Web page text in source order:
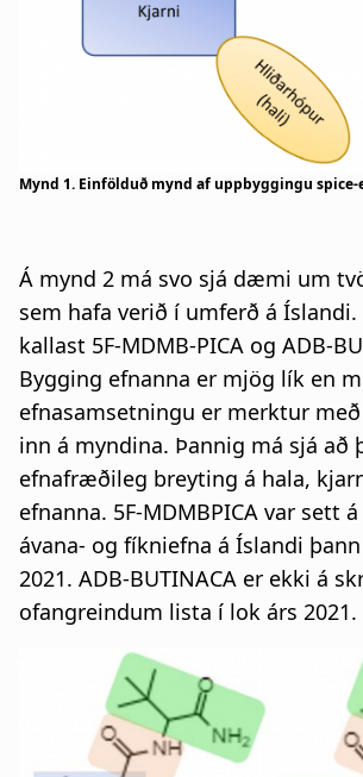
Mynd 1. Einfölduð mynd af uppbyggingu spice-
​Á mynd 2 má svo sjá dæmi um
sem hafa verið í umferð á Íslandi.
kallast 5F-MDMB-PICA og ADB-
Bygging efnanna er mjög lík en
efnasamsetningu er merktur
inn á myndina. Þannig má sjá að
efnafræðileg breyting á hala,
efnanna. 5F-MDMBPICA var sett
ávana- og fíkniefna á Íslandi
2021. ADB-BUTINACA er ekki á
ofangreindum lista í lok árs 2021.